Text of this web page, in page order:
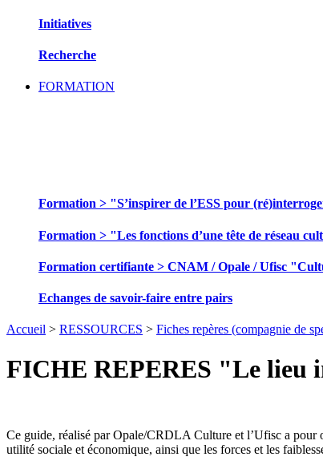
Initiatives
Recherche
FORMATION
Formation > "S’inspirer de l’ESS pour
Formation > "Les fonctions d’une tête de réseau
Formation certifiante > CNAM / Opale / Ufisc
Echanges de savoir-faire entre pairs
Accueil > RESSOURCES > Fiches repères (compagnie de
FICHE REPERES "Le lieu
Ce guide, réalisé par Opale/CRDLA Culture et l’Ufisc a pour
utilité sociale et économique, ainsi que les forces et les